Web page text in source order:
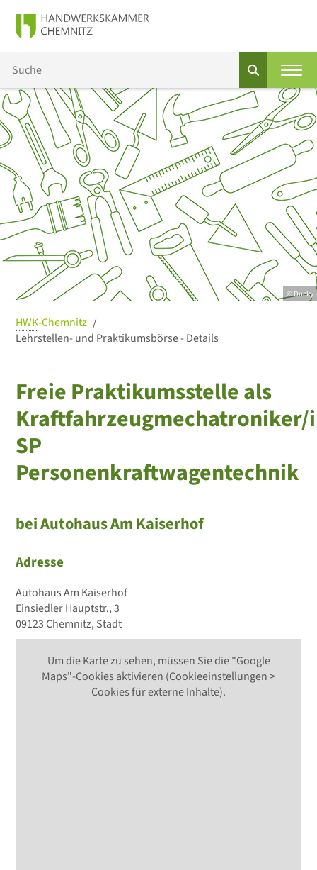
© Ducky
HWK-Chemnitz
Lehrstellen- und Praktikumsbörse - Details
Freie Praktikumsstelle als
SP
Personenkraftwagentechnik
bei Autohaus Am Kaiserhof
Adresse
Autohaus Am Kaiserhof
Einsiedler Hauptstr., 3
09123 Chemnitz, Stadt
Um die Karte zu sehen, müssen Sie die "Google
Maps"-Cookies aktivieren (Cookieeinstellungen >
Cookies für externe Inhalte).